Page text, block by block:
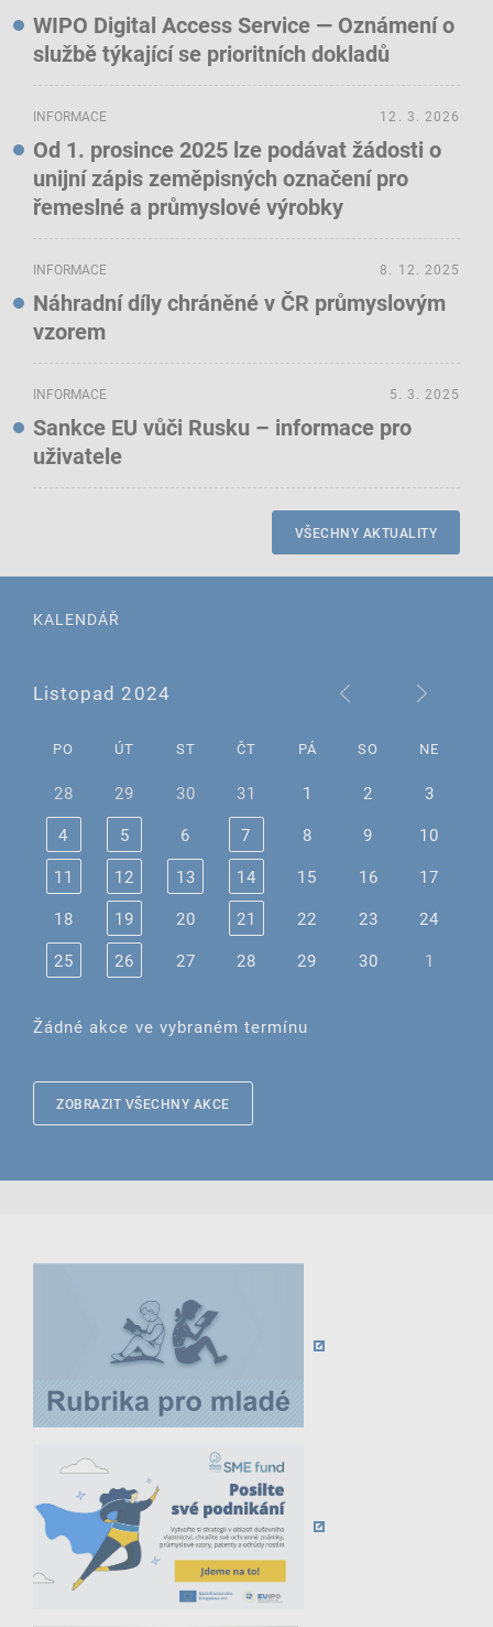
WIPO Digital Access Service — Oznámení o
službě týkající se prioritních dokladů
INFORMACE
Od 1. prosince 2025 lze podávat žádosti o
unijní zápis zeměpisných označení pro
řemeslné a průmyslové výrobky
12. 3. 2026
INFORMACE
Náhradní díly chráněné v ČR průmyslovým
vzorem
8. 12. 2025
INFORMACE
Sankce EU vůči Rusku – informace pro
uživatele
5. 3. 2025
VŠECHNY AKTUALITY
KALENDÁŘ
Listopad 2024
PO ÚT ST ČT PÁ SO NE
28 29 30 31 1 2
3
4
5 6 7 8 9
10
11
12 13 14 15 16
17
18
19 20 21 22 23
24
25
26 27 28 29 30 1
Žádné akce ve vybraném termínu
ZOBRAZIT VŠECHNY AKCE